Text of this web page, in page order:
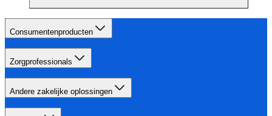
Consumentenproducten
Zorgprofessionals
Andere zakelijke oplossingen